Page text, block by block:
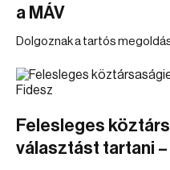
a MÁV
Dolgoznak a tartós
Felesleges
választást tartani –